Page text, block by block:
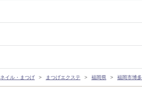
ネイル・まつげ まつげエクステ 福岡県 福岡市博